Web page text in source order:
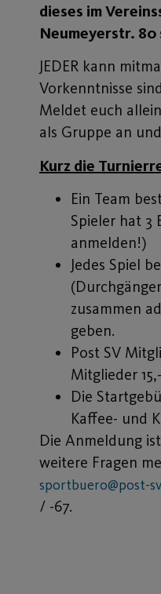
dieses im
Neumeyerstr.
JEDER kann
Vorkenntnisse
Meldet euch
als Gruppe an
Kurz die
Ein Team
Spieler hat 3
anmelden!)
Jedes Spiel
zusammen
geben.
Post SV
Mitglieder
Die
Kaffee- und
Die Anmeldung ist
weitere Fragen
sportbuero@post-
/ -67.